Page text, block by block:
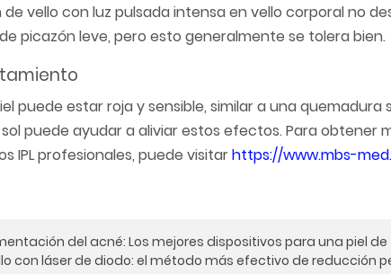
picazón leve, pero esto generalmente se tolera bien.
puede estar roja y sensible, similar a una
puede ayudar a aliviar estos efectos. Para obtener
IPL profesionales, puede visitarhttps://www.mbs-
del acné: Los mejores dispositivos para una piel
con láser de diodo: el método más efectivo de reducción